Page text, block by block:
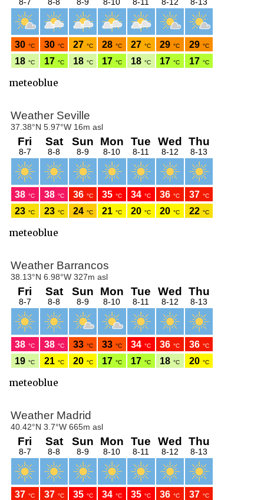
meteoblue
meteoblue
meteoblue